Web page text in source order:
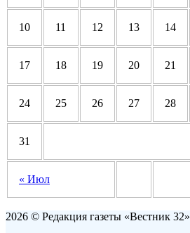
« Июл
10 11 12 13 14
17 18 19 20 21
24 25 26 27 28
31
2026 © Редакция газеты «Вестник 32»